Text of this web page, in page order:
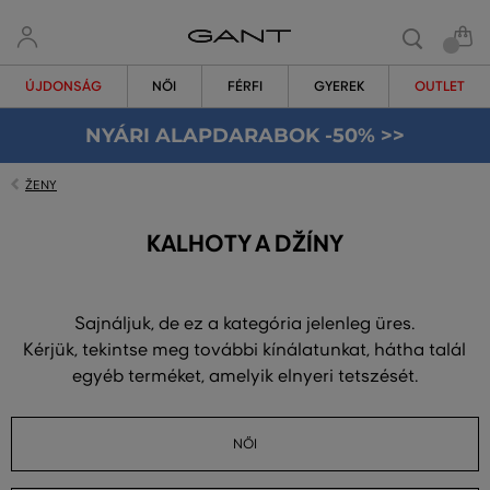
ÚJDONSÁG NŐI FÉRFI GYEREK OUTLET
NYÁRI ALAPDARABOK -50% >>
ŽENY
KALHOTY A DŽÍNY
Sajnáljuk, de ez a kategória jelenleg üres.
Kérjük, tekintse meg további kínálatunkat, hátha talál
egyéb terméket, amelyik elnyeri tetszését.
NŐI